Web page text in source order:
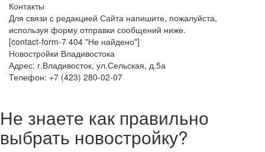
Контакты
Для связи с редакцией Сайта напишите, пожалуйста,
используя форму отправки сообщений ниже.
[contact-form-7 404 "Не найдено"]
Новостройки Владивостока
Адрес: г.Владивосток, ул.Сельская, д.5а
Телефон: +7 (423) 280-02-07
Не знаете как правильно
выбрать новостройку?